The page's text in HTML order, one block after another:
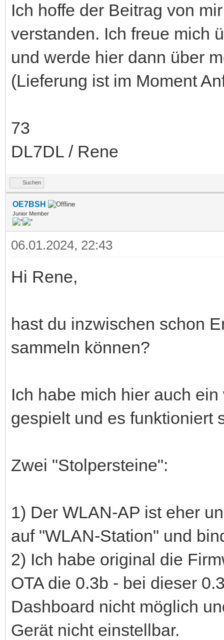
Ich hoffe der Beitrag von
verstanden. Ich freue mich
und werde hier dann über
(Lieferung ist im Moment
73
DL7DL / Rene
Suchen
OE7BSH
Junior Member
06.01.2024, 22:43
Hi Rene,
hast du inzwischen schon
sammeln können?
Ich habe mich hier auch
gespielt und es funktioniert
Zwei "Stolpersteine":
1) Der WLAN-AP ist eher
auf "WLAN-Station" und
2) Ich habe original die
OTA die 0.3b - bei dieser
Dashboard nicht möglich
Gerät nicht einstellbar.